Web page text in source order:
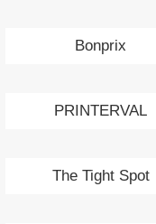
Bonprix
PRINTERVAL
The Tight Spot